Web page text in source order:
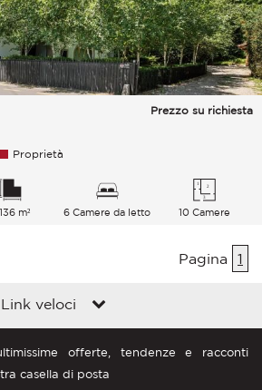
Prezzo su richiesta
Proprietà
m² 6 Camere da letto 10 Camere
Pagina 1
Link veloci
offerte, tendenze e racconti
casella di posta